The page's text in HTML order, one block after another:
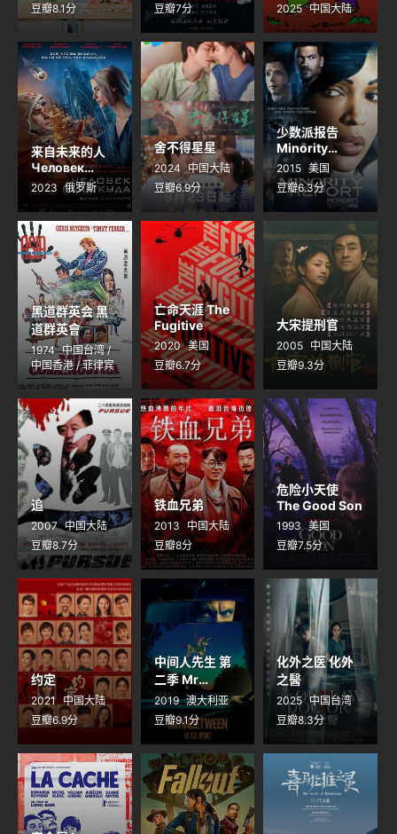
豆瓣8.1分
豆瓣7分
2025 中国大陆
来自未来的人
Человек
ниоткуда
2023 俄罗斯
舍不得星星
2024 中国大陆
豆瓣6.9分
少数派报告
Minority
Report
2015 美国
豆瓣6.3分
黑道群英会 黑
道群英會
1974 中国台湾 /
中国香港 / 菲律宾
亡命天涯 The
Fugitive
2020 美国
豆瓣6.7分
大宋提刑官
2005 中国大陆
豆瓣9.3分
追
2007 中国大陆
豆瓣8.7分
铁血兄弟
2013
中国大陆
豆瓣8分
危险小天使
The Good Son
1993 美国
豆瓣7.5分
约定
2021 中国大陆
豆瓣6.9分
中间人先生 第
二季 Mr
Inbetween
Season 2
2019 澳大利亚
豆瓣9.1分
化外之医 化外
之醫
2025 中国台湾
豆瓣8.3分